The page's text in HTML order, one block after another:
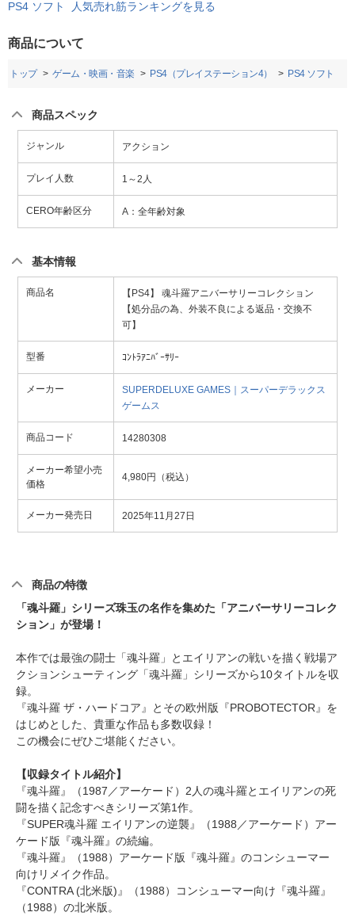
PS4 ソフト 人気売れ筋ランキングを見る
商品について
トップ ゲーム・映画・音楽 PS4（プレイステーション4） PS4 ソフト
商品スペック
ジャンル アクション
プレイ人数 1～2人
CERO年齢区分 A：全年齢対象
基本情報
商品名
【PS4】 魂斗羅アニバーサリーコレクション
【処分品の為、外装不良による返品・交換不
可】
型番 ｺﾝﾄﾗｱﾆﾊﾞｰｻﾘｰ
メーカー
SUPERDELUXE GAMES｜スーパーデラックス
ゲームス
商品コード 14280308
メーカー希望小売
価格
4,980円（税込）
メーカー発売日 2025年11月27日
商品の特徴
「魂斗羅」シリーズ珠玉の名作を集めた「アニバーサリーコレク
ション」が登場！
本作では最強の闘士「魂斗羅」とエイリアンの戦いを描く戦場ア
クションシューティング「魂斗羅」シリーズから10タイトルを収
録。
『魂斗羅 ザ・ハードコア』とその欧州版『PROBOTECTOR』を
はじめとした、貴重な作品も多数収録！
この機会にぜひご堪能ください。
【収録タイトル紹介】
『魂斗羅』（1987／アーケード）2人の魂斗羅とエイリアンの死
闘を描く記念すべきシリーズ第1作。
『SUPER魂斗羅 エイリアンの逆襲』（1988／アーケード）アー
ケード版『魂斗羅』の続編。
『魂斗羅』（1988）アーケード版『魂斗羅』のコンシューマー
向けリメイク作品。
『CONTRA (北米版)』（1988）コンシューマー向け『魂斗羅』
（1988）の北米版。